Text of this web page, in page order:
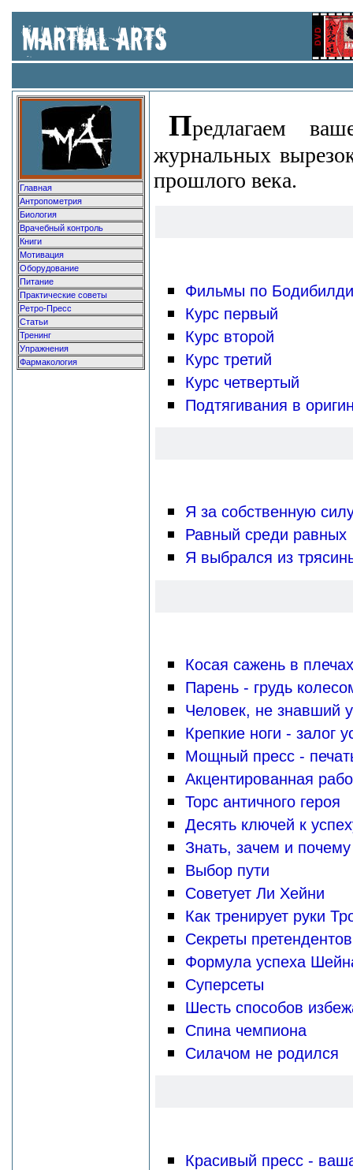
Главная
Антропометрия
Биология
Врачебный контроль
Книги
Мотивация
Оборудование
Питание
Практические советы
Ретро-Пресс
Статьи
Тренинг
Упражнения
Фармакология
Предлагаем
журнальных
прошлого века.
Фильмы по
Курс первый
Курс второй
Курс третий
Курс четвертый
Подтягивания в
Я за собственную
Равный среди равных
Я выбралcя из
Косая сажень в плечах
Парень - грудь
Человек, не знавший
Крепкие ноги - залог
Мощный пресс -
Акцентированная
Торс античного героя
Десять ключей к
Знать, зачем и почему
Выбор пути
Советует Ли Хейни
Как тренирует руки
Секреты
Формула успеха
Суперсеты
Шесть способов
Спина чемпиона
Силачом не родился
Красивый пресс -